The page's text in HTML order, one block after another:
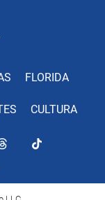
FLORIDA
CULTURA